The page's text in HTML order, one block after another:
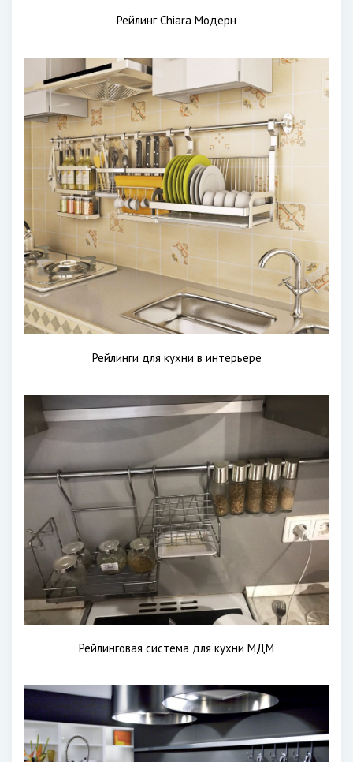
Рейлинг Chiara Модерн
Рейлинги для кухни в интерьере
Рейлинговая система для кухни МДМ